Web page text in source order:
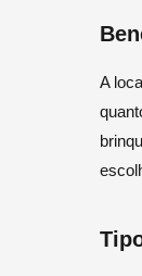
A